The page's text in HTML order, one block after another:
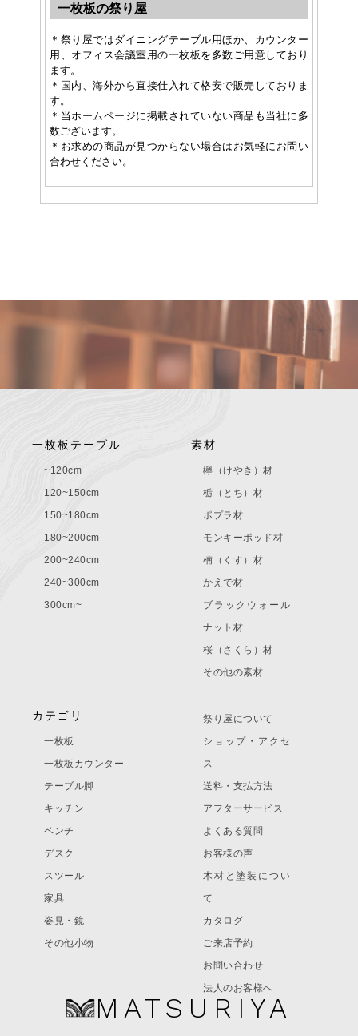
一枚板の祭り屋
＊祭り屋ではダイニングテーブル用ほか、カウンター
用、オフィス会議室用の一枚板を多数ご用意しており
ます。
＊国内、海外から直接仕入れて格安で販売しておりま
す。
＊当ホームページに掲載されていない商品も当社に多
数ございます。
＊お求めの商品が見つからない場合はお気軽にお問い
合わせください。
MATSURIYA
一枚板テーブル
~120cm
120~150cm
150~180cm
180~200cm
200~240cm
240~300cm
300cm~
素材
欅（けやき）材
栃（とち）材
ポプラ材
モンキーポッド材
楠（くす）材
かえで材
ブラックウォール
ナット材
桜（さくら）材
その他の素材
カテゴリ
一枚板
一枚板カウンター
テーブル脚
キッチン
ベンチ
デスク
スツール
家具
姿見・鏡
その他小物
祭り屋について
ショップ・アクセ
ス
送料・支払方法
アフターサービス
よくある質問
お客様の声
木材と塗装につい
て
カタログ
ご来店予約
お問い合わせ
法人のお客様へ